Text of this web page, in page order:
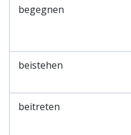
begegnen
beistehen
beitreten